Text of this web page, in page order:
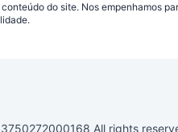
do site. Nos empenhamos
All rights